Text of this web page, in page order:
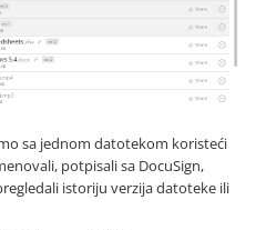
sa jednom datotekom koristeći
potpisali sa DocuSign,
istoriju verzija datoteke ili